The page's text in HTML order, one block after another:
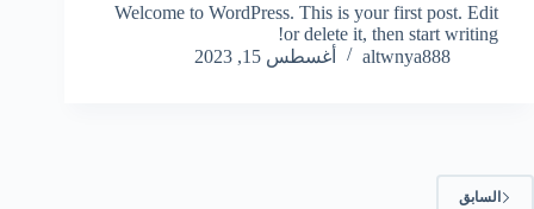
Welcome to WordPress. This is your first post. Edit
or delete it, then start writing!
altwnya888
أغسطس 15, 2023
السابق